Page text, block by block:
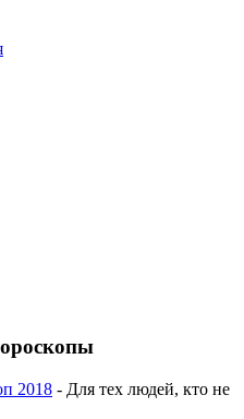
2018 - Для тех людей, кто не